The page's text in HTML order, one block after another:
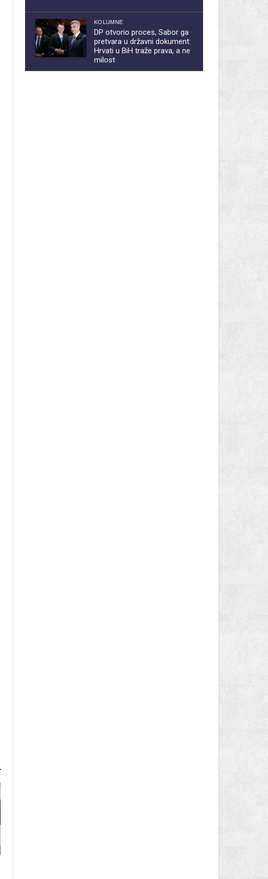
KOLUMNE
DP otvorio proces, Sabor ga
pretvara u državni dokument:
Hrvati u BiH traže prava, a ne
milost